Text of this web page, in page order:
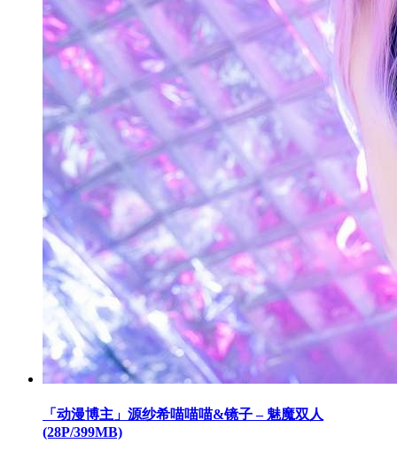
「动漫博主」源纱希喵喵喵&镜子 – 魅魔双人
(28P/399MB)